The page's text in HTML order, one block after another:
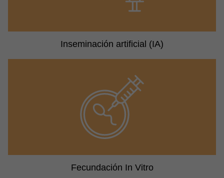
Inseminación artificial (IA)
Fecundación In Vitro